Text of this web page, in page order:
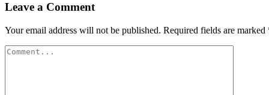
Leave a Comment
Your email address will not be published. Required fields are marked